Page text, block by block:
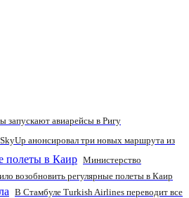
запускают авиарейсы в Ригу
SkyUp анонсировал три новых маршрута из
Министерство
возобновить регулярные полеты в Каир
В Стамбуле Turkish Airlines переводит все